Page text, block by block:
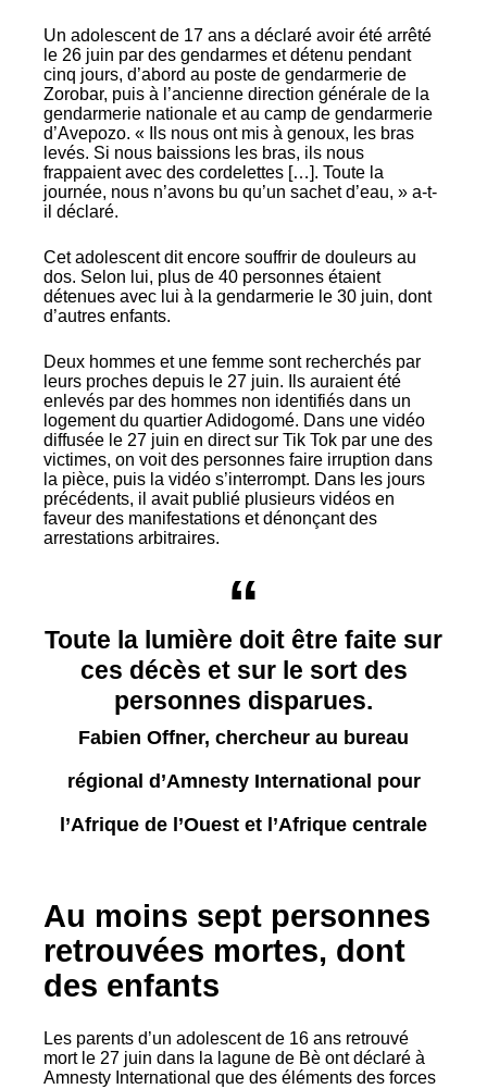
Un adolescent de 17 ans a déclaré avoir été arrêté
le 26 juin par des gendarmes et détenu pendant
cinq jours, d’abord au poste de gendarmerie de
Zorobar, puis à l’ancienne direction générale de la
gendarmerie nationale et au camp de gendarmerie
d’Avepozo. « Ils nous ont mis à genoux, les bras
levés. Si nous baissions les bras, ils nous
frappaient avec des cordelettes […]. Toute la
journée, nous n’avons bu qu’un sachet d’eau, » a-t-
il déclaré.
Cet adolescent dit encore souffrir de douleurs au
dos. Selon lui, plus de 40 personnes étaient
détenues avec lui à la gendarmerie le 30 juin, dont
d’autres enfants.
Deux hommes et une femme sont recherchés par
leurs proches depuis le 27 juin. Ils auraient été
enlevés par des hommes non identifiés dans un
logement du quartier Adidogomé. Dans une vidéo
diffusée le 27 juin en direct sur Tik Tok par une des
victimes, on voit des personnes faire irruption dans
la pièce, puis la vidéo s’interrompt. Dans les jours
précédents, il avait publié plusieurs vidéos en
faveur des manifestations et dénonçant des
arrestations arbitraires.
Toute la lumière doit être faite sur
ces décès et sur le sort des
personnes disparues.
Fabien Offner, chercheur au bureau
régional d’Amnesty International pour
l’Afrique de l’Ouest et l’Afrique centrale
Au moins sept personnes
retrouvées mortes, dont
des enfants
Les parents d’un adolescent de 16 ans retrouvé
mort le 27 juin dans la lagune de Bè ont déclaré à
Amnesty International que des éléments des forces